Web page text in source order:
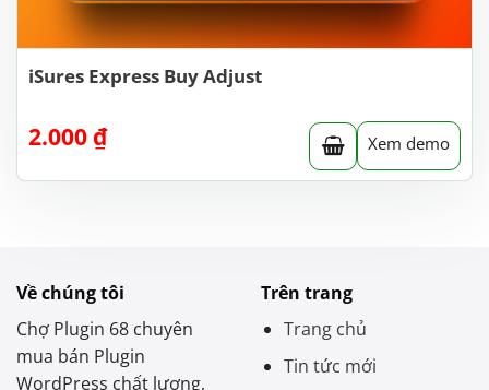
iSures Express Buy Adjust
2.000 ₫ Xem demo
Về chúng tôi
Chợ Plugin 68 chuyên
mua bán Plugin
WordPress chất lượng,
Trên trang
Trang chủ
Tin tức mới